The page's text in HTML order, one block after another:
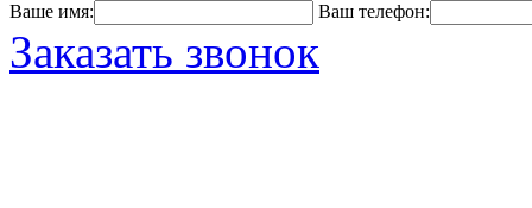
Ваше имя: Ваш телефон:
Заказать звонок